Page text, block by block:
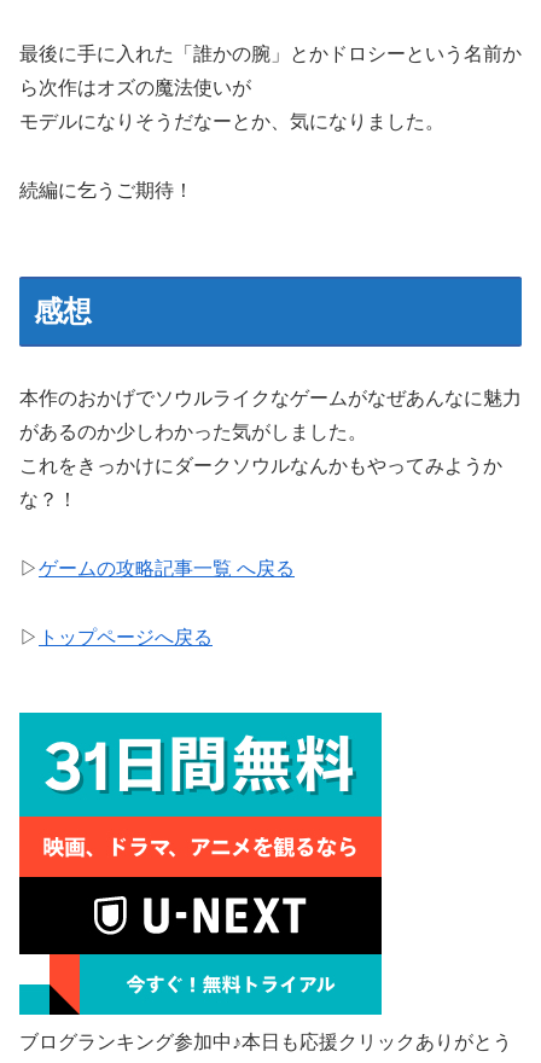
最後に手に入れた「誰かの腕」とかドロシーという名前か
ら次作はオズの魔法使いが
モデルになりそうだなーとか、気になりました。
続編に乞うご期待！
感想
本作のおかげでソウルライクなゲームがなぜあんなに魅力
があるのか少しわかった気がしました。
これをきっかけにダークソウルなんかもやってみようか
な？！
▷ゲームの攻略記事一覧 へ戻る
▷ トップページへ戻る
ブログランキング参加中♪本日も応援クリックありがとう